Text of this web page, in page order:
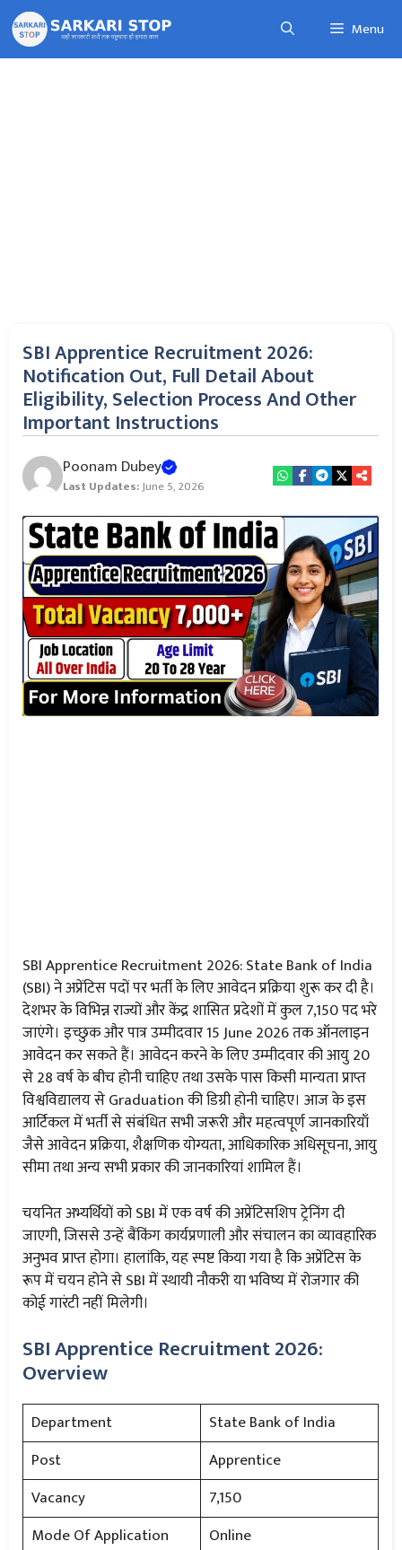
Skip
to
content
Menu
SBI Apprentice Recruitment 2026:
Notification Out, Full Detail About
Eligibility, Selection Process And Other
Important Instructions
Poonam Dubey
Last Updates:June 5, 2026
SBI Apprentice Recruitment 2026: State Bank of India
(SBI) ने अप्रेंटिस पदों पर भर्ती के लिए आवेदन प्रक्रिया शुरू कर दी है।
देशभर के विभिन्न राज्यों और केंद्र शासित प्रदेशों में कुल 7,150 पद भरे
जाएंगे। इच्छुक और पात्र उम्मीदवार 15 June 2026 तक ऑनलाइन
आवेदन कर सकते हैं। आवेदन करने के लिए उम्मीदवार की आयु 20
से 28 वर्ष के बीच होनी चाहिए तथा उसके पास किसी मान्यता प्राप्त
विश्वविद्यालय से Graduation की डिग्री होनी चाहिए। आज के इस
आर्टिकल में भर्ती से संबंधित सभी जरूरी और महत्वपूर्ण जानकारियाँ
जैसे आवेदन प्रक्रिया, शैक्षणिक योग्यता, आधिकारिक अधिसूचना, आयु
सीमा तथा अन्य सभी प्रकार की जानकारियां शामिल हैं।
चयनित अभ्यर्थियों को SBI में एक वर्ष की अप्रेंटिसशिप ट्रेनिंग दी
जाएगी, जिससे उन्हें बैंकिंग कार्यप्रणाली और संचालन का व्यावहारिक
अनुभव प्राप्त होगा। हालांकि, यह स्पष्ट किया गया है कि अप्रेंटिस के
रूप में चयन होने से SBI में स्थायी नौकरी या भविष्य में रोजगार की
कोई गारंटी नहीं मिलेगी।
SBI Apprentice Recruitment 2026:
Overview
Department
State Bank of India
Post
Apprentice
Vacancy
7,150
Mode Of Application
Online